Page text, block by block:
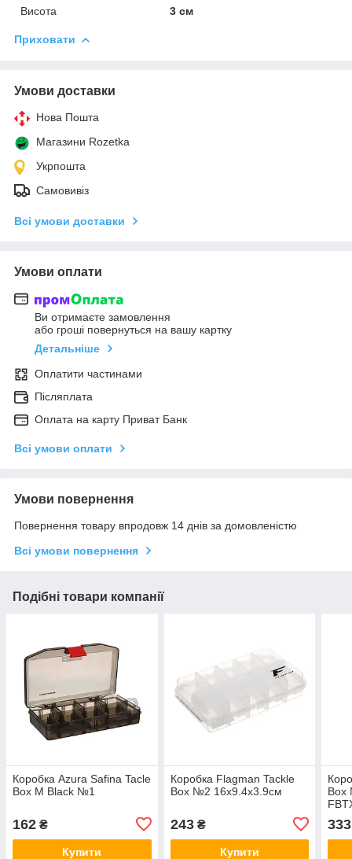
Висота 3 см
Приховати
Умови доставки
Нова Пошта
Магазини Rozetka
Укрпошта
Самовивіз
Всі умови доставки
Умови оплати
Ви отримаєте замовлення
або гроші повернуться на вашу картку
Детальніше
Оплатити частинами
Післяплата
Оплата на карту Приват Банк
Всі умови оплати
Умови повернення
Повернення товару впродовж 14 днів за домовленістю
Всі умови повернення
Подібні товари компанії
Коробка Azura Safina Tacle
Box M Black №1
162 ₴
Купити
Коробка Flagman Tackle
Box №2 16x9.4x3.9см
243₴
Купити
Box
333